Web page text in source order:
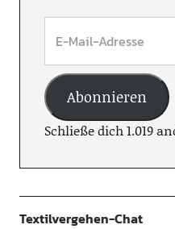
Abonnieren
Schließe dich 1.019
Textilvergehen-Chat